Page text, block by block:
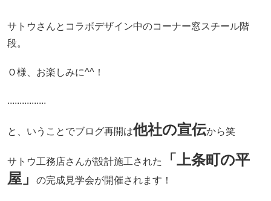
サトウさんとコラボデザイン中のコーナー窓スチール階
段。
Ｏ様、お楽しみに^^！
................
と、いうことでブログ再開は他社の宣伝から笑
サトウ工務店さんが設計施工された
「上条町の平
屋」
の完成見学会が開催されます！